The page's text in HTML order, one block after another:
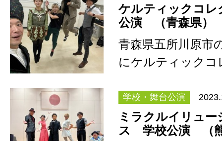
ケルティックコ
公演 （青森県）
青森県五所川原
にケルティック
ン…
学校・舞台公演
ミラクルイリュ
ス 学校公演 （